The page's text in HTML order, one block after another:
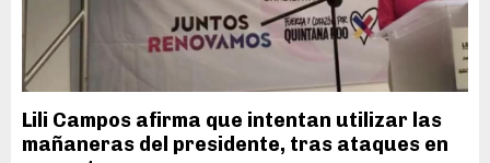
Lili Campos afirma que intentan utilizar las
mañaneras del presidente, tras ataques en